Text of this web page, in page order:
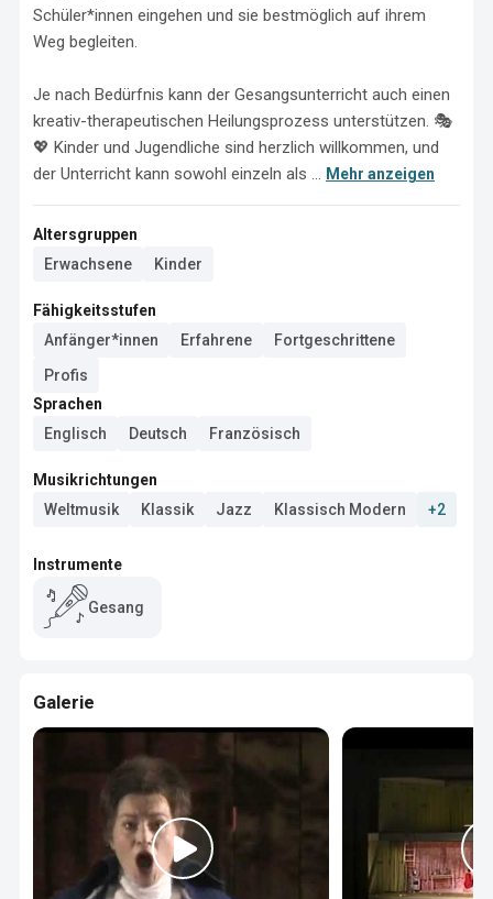
Schüler*innen eingehen und sie bestmöglich auf ihrem
Weg begleiten.
Je nach Bedürfnis kann der Gesangsunterricht auch einen
kreativ-therapeutischen Heilungsprozess unterstützen. 🎭
💖 Kinder und Jugendliche sind herzlich willkommen, und
der Unterricht kann sowohl einzeln als ... Mehr anzeigen
Altersgruppen
Erwachsene
Kinder
Fähigkeitsstufen
Anfänger*innen
Erfahrene
Fortgeschrittene
Profis
Sprachen
Englisch
Deutsch Französisch
Musikrichtungen
Weltmusik
Klassik Jazz Klassisch Modern +2
Instrumente
Gesang
Galerie